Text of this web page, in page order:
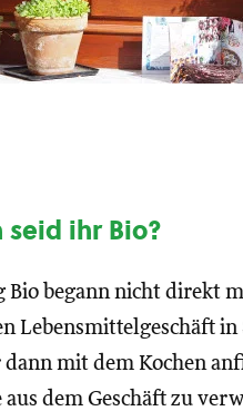
ihr Bio?
begann nicht direkt
Lebensmittelgeschäft
mit dem Kochen
dem Geschäft zu